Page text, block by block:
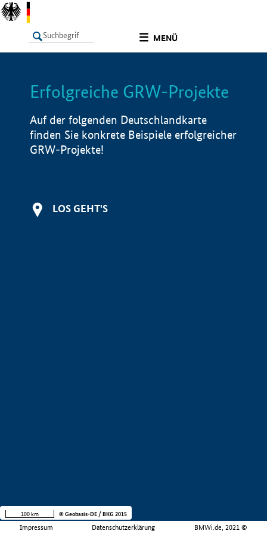
MENÜ
LISTE Info
Erfolgreiche GRW-Projekte
Auf der folgenden Deutschlandkarte
finden Sie konkrete Beispiele erfolgreicher
GRW-Projekte!
LOS GEHT'S
Impressum Datenschutzerklärung BMWi.de, 2021 ©
100 km © Geobasis-DE / BKG 2015